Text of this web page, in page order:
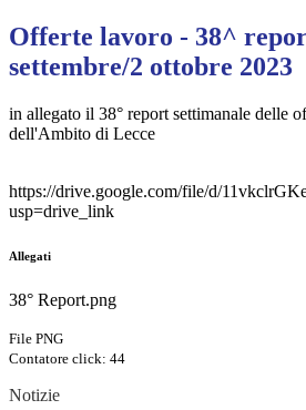
Offerte lavoro - 38^
settembre/2 ottobre 2023
in allegato il 38° report settimanale delle
dell'Ambito di Lecce
https://drive.google.com/file/d/
usp=drive_link
Allegati
38° Report.png
File PNG
Contatore click: 44
Notizie